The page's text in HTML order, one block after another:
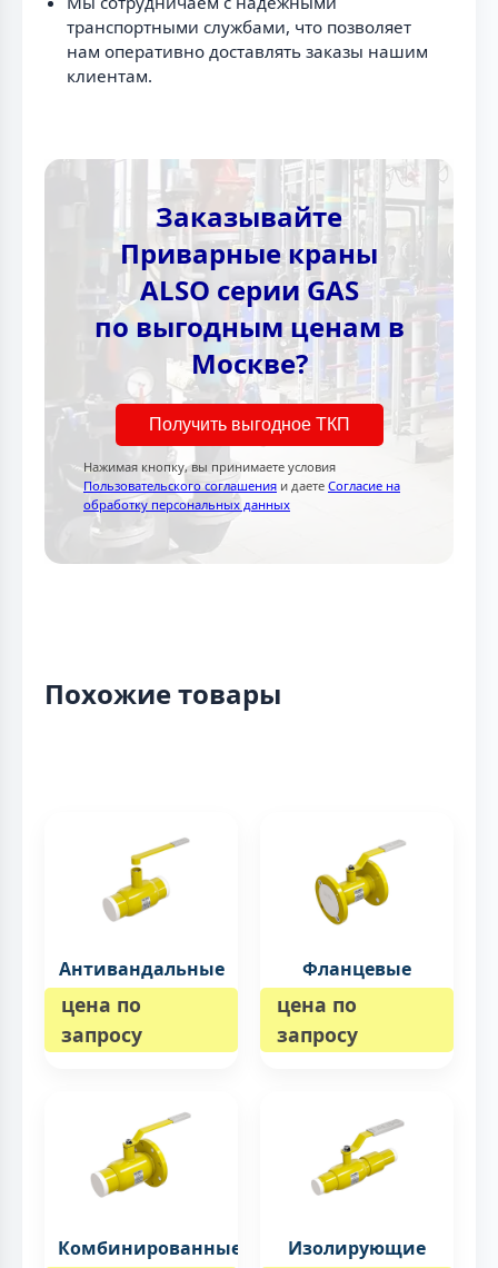
транспортными службами, что позволяет
нам оперативно доставлять заказы нашим
клиентам.
Заказывайте
Приварные краны
ALSO серии GAS
по выгодным ценам в
Москве?
Получить выгодное ТКП
Нажимая кнопку, вы принимаете условия
Пользовательского соглашения и даете Согласие на
обработку персональных данных
Похожие товары
Антивандальные
цена по
запросу
Фланцевые
цена по
запросу
Комбинированные Изолирующие